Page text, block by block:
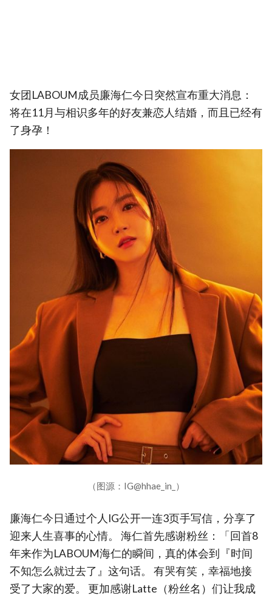
女团LABOUM成员廉海仁今日突然宣布重大消息：
将在11月与相识多年的好友兼恋人结婚，而且已经有
了身孕！
（图源：IG@hhae_in_）
廉海仁今日通过个人IG公开一连3页手写信，分享了
迎来人生喜事的心情。 海仁首先感谢粉丝：「回首8
年来作为LABOUM海仁的瞬间，真的体会到『时间
不知怎么就过去了』这句话。 有哭有笑，幸福地接
受了大家的爱。 更加感谢Latte（粉丝名）们让我成